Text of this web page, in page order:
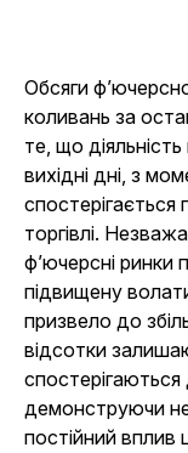
Обсяги
коливань за
те, що
вихідні дні, з
торгівлі.
ф’ючерсні ринки
підвищену
призвело до
відсотки
спостерігаються
демонструючи
постійний вплив